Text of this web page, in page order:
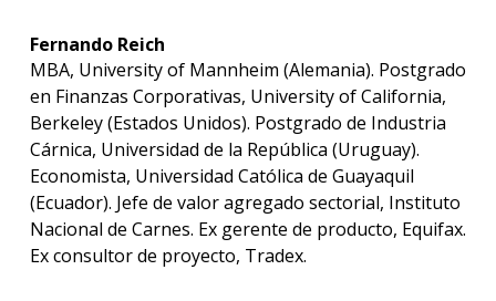
Fernando Reich
MBA, University of Mannheim (Alemania). Postgrado
en Finanzas Corporativas, University of California,
Berkeley (Estados Unidos). Postgrado de Industria
Cárnica, Universidad de la República (Uruguay).
Economista, Universidad Católica de Guayaquil
(Ecuador). Jefe de valor agregado sectorial, Instituto
Nacional de Carnes. Ex gerente de producto, Equifax.
Ex consultor de proyecto, Tradex.